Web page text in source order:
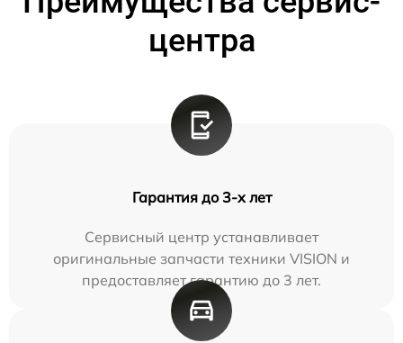
центра
Гарантия до 3-х лет
Сервисный центр устанавливает
оригинальные запчасти техники VISION и
предоставляет гарантию до 3 лет.